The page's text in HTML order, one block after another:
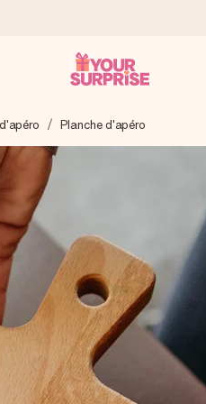
vous puissiez l’offrir au bon
Reviews (total de tous les
ou un message qui touche
Planche d'apéro